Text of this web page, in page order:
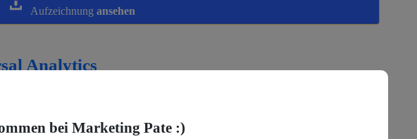
bei Marketing Pate :)
Aufzeichnung ansehen
Analytics